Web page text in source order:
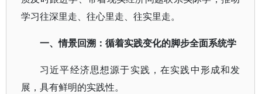
学习往深里走、往心里走、往实里走。
一、情景回溯：循着实践变化的脚步全面系统学
习近平经济思想源于实践，在实践中形成和发
展，具有鲜明的实践性。